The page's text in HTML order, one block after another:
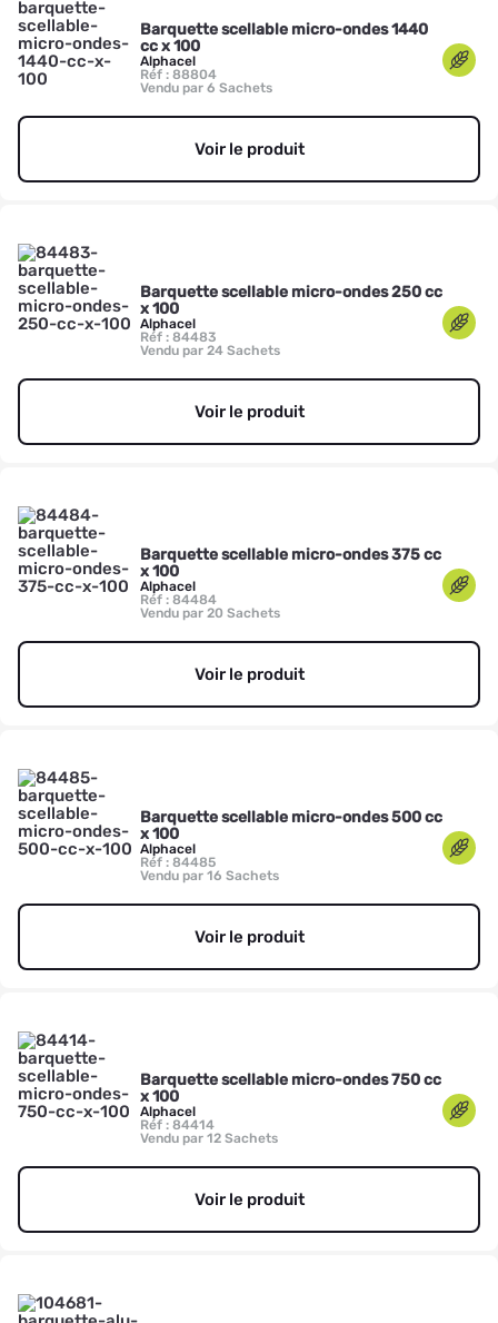
Barquette scellable micro-ondes 1440
cc x 100
Alphacel
Réf : 88804
Vendu par 6 Sachets
Voir le produit
Barquette scellable micro-ondes 250 cc
x 100
Alphacel
Réf : 84483
Vendu par 24 Sachets
Voir le produit
Barquette scellable micro-ondes 375 cc
x 100
Alphacel
Réf : 84484
Vendu par 20 Sachets
Voir le produit
Barquette scellable micro-ondes 500 cc
x 100
Alphacel
Réf : 84485
Vendu par 16 Sachets
Voir le produit
Barquette scellable micro-ondes 750 cc
x 100
Alphacel
Réf : 84414
Vendu par 12 Sachets
Voir le produit